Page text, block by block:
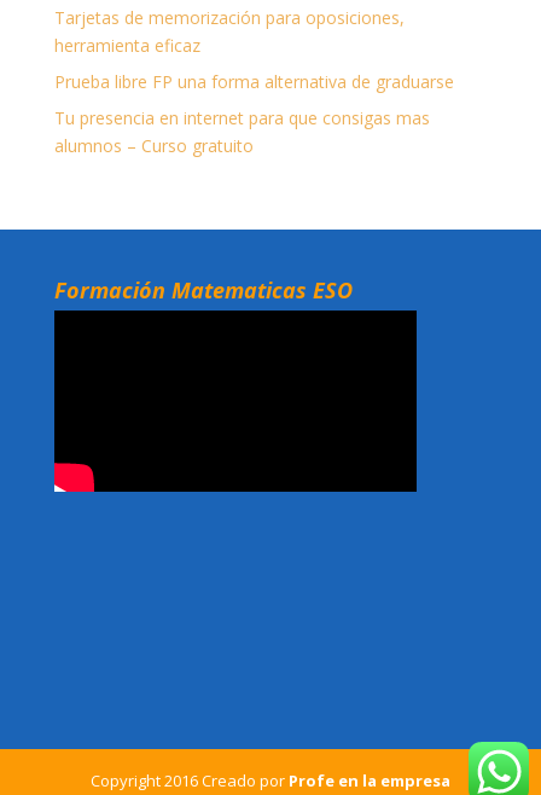
Tarjetas de memorización para oposiciones,
herramienta eficaz
Prueba libre FP una forma alternativa de graduarse
Tu presencia en internet para que consigas mas
alumnos – Curso gratuito
Formación Matematicas ESO
Copyright 2016 Creado por Profe en la empresa